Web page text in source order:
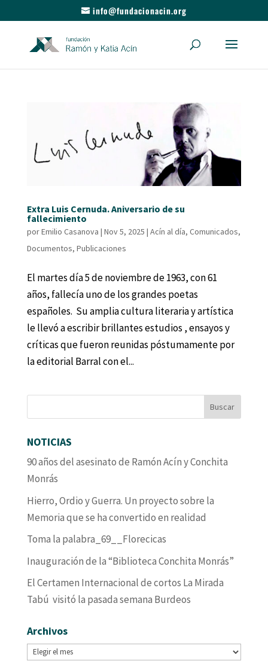
info@fundacionacin.org
Extra Luis Cernuda. Aniversario de su
fallecimiento
porEmilio Casanova | Nov 5, 2025 | Acín al día, Comunicados,
Documentos, Publicaciones
El martes día 5 de noviembre de 1963, con 61
años, fallecía uno de los grandes poetas
españoles. Su amplia cultura literaria y artística
le llevó a escribir brillantes estudios , ensayos y
críticas que fueron reunidas póstumamente por
la editorial Barral con el...
NOTICIAS
90 años del asesinato de Ramón Acín y Conchita
Monrás
Hierro, Ordio y Guerra. Un proyecto sobre la
Memoria que se ha convertido en realidad
Toma la palabra_69__Florecicas
Inauguración de la “Biblioteca Conchita Monrás”
El Certamen Internacional de cortos La Mirada
Tabú visitó la pasada semana Burdeos
Archivos
Archivos